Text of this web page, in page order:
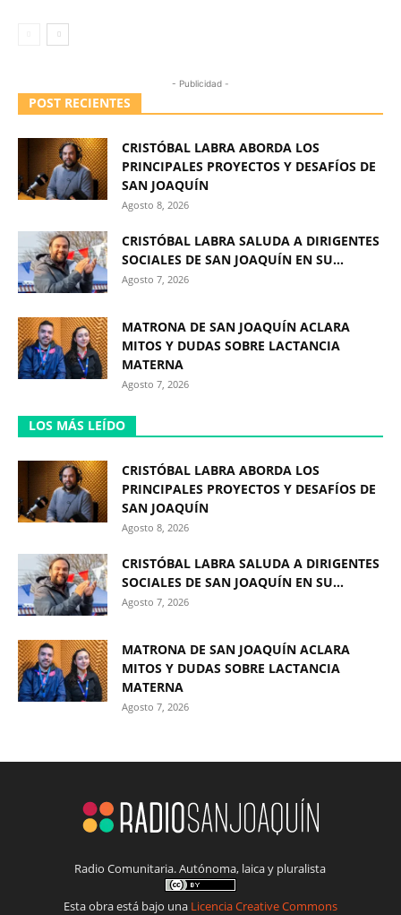
- Publicidad -
POST RECIENTES
CRISTÓBAL LABRA ABORDA LOS
PRINCIPALES PROYECTOS Y DESAFÍOS DE
SAN JOAQUÍN
Agosto 8, 2026
CRISTÓBAL LABRA SALUDA A DIRIGENTES
SOCIALES DE SAN JOAQUÍN EN SU...
Agosto 7, 2026
MATRONA DE SAN JOAQUÍN ACLARA
MITOS Y DUDAS SOBRE LACTANCIA
MATERNA
Agosto 7, 2026
LOS MÁS LEÍDO
CRISTÓBAL LABRA ABORDA LOS
PRINCIPALES PROYECTOS Y DESAFÍOS DE
SAN JOAQUÍN
Agosto 8, 2026
CRISTÓBAL LABRA SALUDA A DIRIGENTES
SOCIALES DE SAN JOAQUÍN EN SU...
Agosto 7, 2026
MATRONA DE SAN JOAQUÍN ACLARA
MITOS Y DUDAS SOBRE LACTANCIA
MATERNA
Agosto 7, 2026
Radio Comunitaria. Autónoma, laica y pluralista
Esta obra está bajo una Licencia Creative Commons